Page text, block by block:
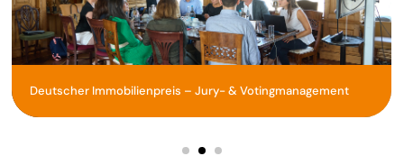
Deutscher Immobilienpreis – Jury- & Votingmanagement